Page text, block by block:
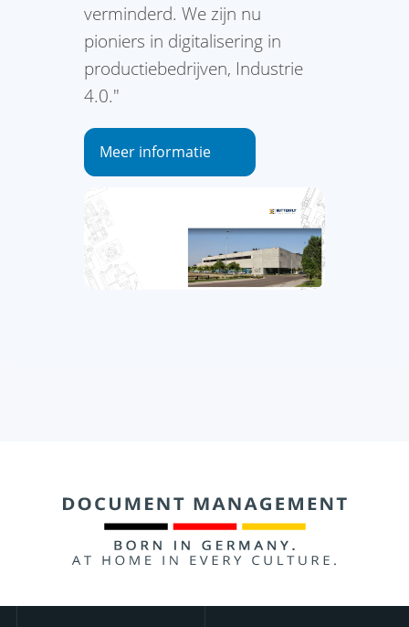
verminderd. We zijn nu
pioniers in digitalisering in
productiebedrijven, Industrie
4.0."
Meer informatie